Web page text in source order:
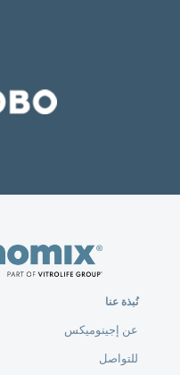
نُبذة عنا
عن إجينوميكس
للتواصل